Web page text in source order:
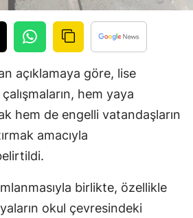
Giresun
Gümüşhane
Hakkari
Mersin
İstanbul
açıklamaya göre, lise
hem yaya
hem de engelli vatandaşların
amacıyla
birlikte, özellikle
okul çevresindeki